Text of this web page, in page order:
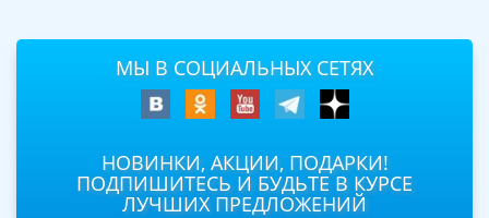
МЫ В СОЦИАЛЬНЫХ СЕТЯХ
НОВИНКИ, АКЦИИ, ПОДАРКИ!
ПОДПИШИТЕСЬ И БУДЬТЕ В КУРСЕ
ЛУЧШИХ ПРЕДЛОЖЕНИЙ